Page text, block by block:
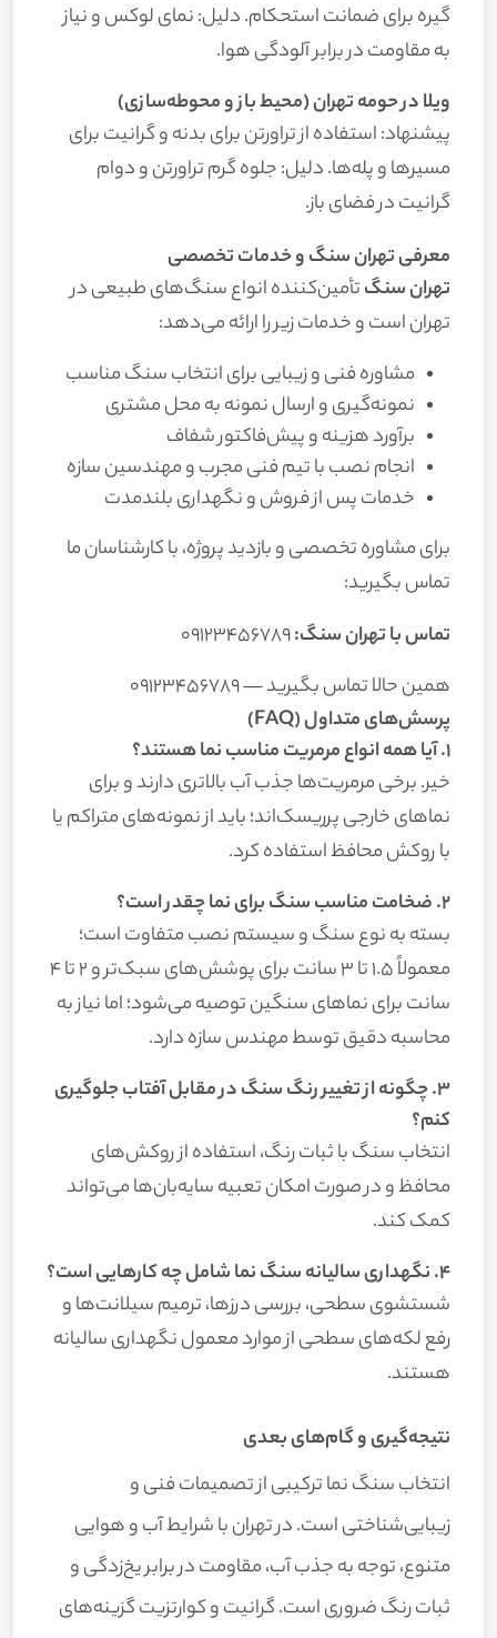
گیره برای ضمانت استحکام. دلیل: نمای لوکس و نیاز
به مقاومت در برابر آلودگی هوا.
ویلا در حومه تهران (محیط باز و محوطه‌سازی)
پیشنهاد: استفاده از تراورتن برای بدنه و گرانیت برای
مسیرها و پله‌ها. دلیل: جلوه گرم تراورتن و دوام
گرانیت در فضای باز.
معرفی تهران سنگ و خدمات تخصصی
تهران سنگتأمین‌کننده انواع سنگ‌های طبیعی در
تهران است و خدمات زیر را ارائه می‌دهد:
مشاوره فنی و زیبایی برای انتخاب سنگ مناسب
نمونه‌گیری و ارسال نمونه به محل مشتری
برآورد هزینه و پیش‌فاکتور شفاف
انجام نصب با تیم فنی مجرب و مهندسین سازه
خدمات پس از فروش و نگهداری بلندمدت
برای مشاوره تخصصی و بازدید پروژه، با کارشناسان ما
تماس بگیرید:
تماس با تهران سنگ:۰۹۱۲۳۴۵۶۷۸۹
همین حالا تماس بگیرید — ۰۹۱۲۳۴۵۶۷۸۹
پرسش‌های متداول (FAQ)
۱. آیا همه انواع مرمریت مناسب نما هستند؟
خیر. برخی مرمریت‌ها جذب آب بالاتری دارند و برای
نماهای خارجی پرریسک‌اند؛ باید از نمونه‌های متراکم یا
با روکش محافظ استفاده کرد.
۲. ضخامت مناسب سنگ برای نما چقدر است؟
بسته به نوع سنگ و سیستم نصب متفاوت است؛
معمولاً ۱.۵ تا ۳ سانت برای پوشش‌های سبک‌تر و ۲ تا ۴
سانت برای نماهای سنگین توصیه می‌شود؛ اما نیاز به
محاسبه دقیق توسط مهندس سازه دارد.
۳. چگونه از تغییر رنگ سنگ در مقابل آفتاب جلوگیری
کنم؟
انتخاب سنگ با ثبات رنگ، استفاده از روکش‌های
محافظ و در صورت امکان تعبیه سایه‌بان‌ها می‌تواند
کمک کند.
۴. نگهداری سالیانه سنگ نما شامل چه کارهایی است؟
شستشوی سطحی، بررسی درزها، ترمیم سیلانت‌ها و
رفع لکه‌های سطحی از موارد معمول نگهداری سالیانه
هستند.
نتیجه‌گیری و گام‌های بعدی
انتخاب سنگ نما ترکیبی از تصمیمات فنی و
زیبایی‌شناختی است. در تهران با شرایط آب و هوایی
متنوع، توجه به جذب آب، مقاومت در برابر یخ‌زدگی و
ثبات رنگ ضروری است. گرانیت و کوارتزیت گزینه‌های